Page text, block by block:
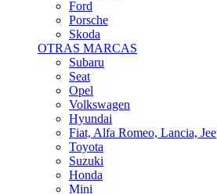
Skoda
OTRAS MARCAS
Subaru
Seat
Opel
Volkswagen
Hyundai
Fiat, Alfa Romeo, Lancia, Jeep
Toyota
Suzuki
Honda
Mini
Dacia